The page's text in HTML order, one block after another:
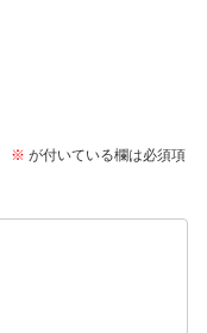
※ が付いている欄は必須項